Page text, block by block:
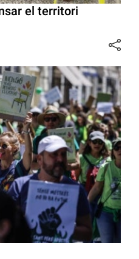
el territori